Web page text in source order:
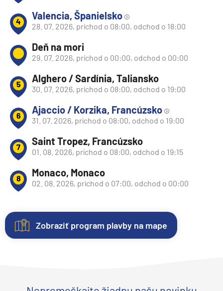
4 Valencia, Španielsko
28. 07. 2026, príchod o 08:00, odchod o 18:00
Deň na mori
29. 07. 2026, príchod o 00:00, odchod o 00:00
5 Alghero / Sardínia, Taliansko
30. 07. 2026, príchod o 08:00, odchod o 19:00
6 Ajaccio / Korzika, Francúzsko
31. 07. 2026, príchod o 08:00, odchod o 19:00
7 Saint Tropez, Francúzsko
01. 08. 2026, príchod o 08:00, odchod o 19:15
8 Monaco, Monaco
02. 08. 2026, príchod o 07:00, odchod o 00:00
Zobraziť program plavby na mape
ponúka
fotogalérii